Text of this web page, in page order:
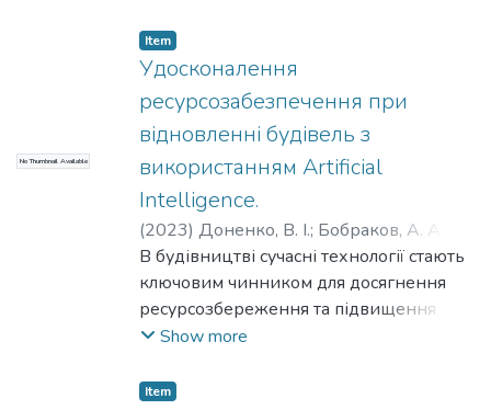
No Thumbnail Available
Item
Удосконалення
ресурсозабезпечення при
відновленні будівель з
використанням Artificial
Intelligence.
(2023) Доненко, В. І.; Бобраков, А. А.
Іваненко, Д. С. ;Donenko, V. I.;Bobrakov, A.
A.;Ivanenko, D. S.
В будівництві сучасні технології стають
ключовим чинником для досягнення
ресурсозбереження та підвищення
ефективності. Застосування штучного
витрати ресурсів, але й створює
Show more
Item